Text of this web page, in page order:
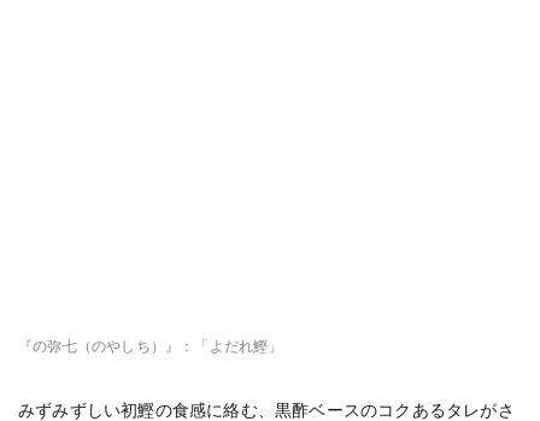
『の弥七（のやしち）』：「よだれ鰹」
みずみずしい初鰹の食感に絡む、黒酢ベースのコクあるタレがさ